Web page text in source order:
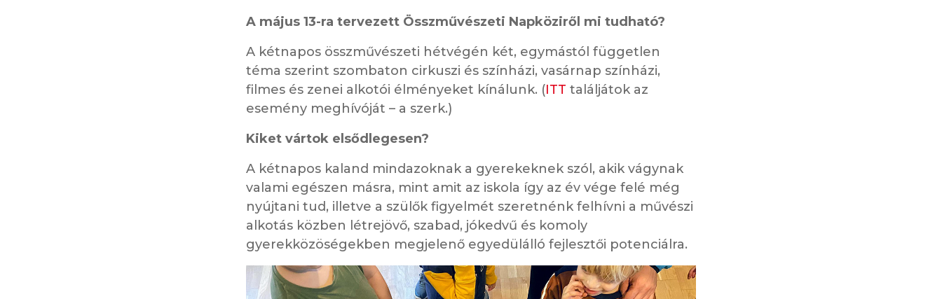
A május 13-ra tervezett Összművészeti Napköziről mi tudható?
A kétnapos összművészeti hétvégén két, egymástól független
téma szerint szombaton cirkuszi és színházi, vasárnap színházi,
filmes és zenei alkotói élményeket kínálunk. (ITT találjátok az
esemény meghívóját – a szerk.)
Kiket vártok elsődlegesen?
A kétnapos kaland mindazoknak a gyerekeknek szól, akik vágynak
valami egészen másra, mint amit az iskola így az év vége felé még
nyújtani tud, illetve a szülők figyelmét szeretnénk felhívni a művészi
alkotás közben létrejövő, szabad, jókedvű és komoly
gyerekközöségekben megjelenő egyedülálló fejlesztői potenciálra.